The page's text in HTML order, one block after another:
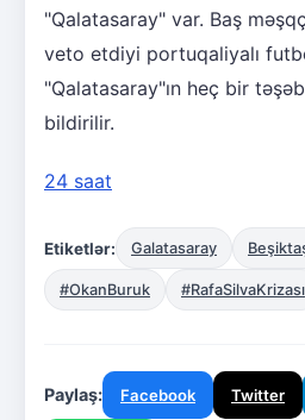
"Qalatasaray" var. Baş
veto etdiyi portuqaliyalı
"Qalatasaray"ın heç bir
bildirilir.
24 saat
Etiketlər: Galatasaray
#OkanBuruk #RafaSilvaKrizası
Paylaş: Facebook Twitter